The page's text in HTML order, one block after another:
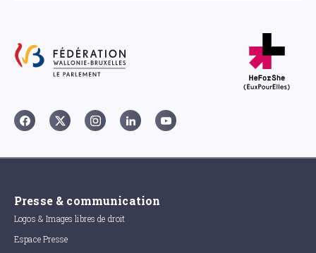
Presse & communication
Logos & Images libres de droit
Espace Presse